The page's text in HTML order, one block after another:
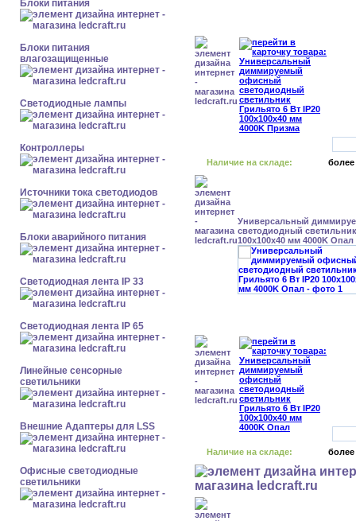
Блоки питания
Блоки питания
влагозащищенные
Светодиодные лампы
Контроллеры
Источники тока светодиодов
Блоки аварийного питания
Светодиодная лента IP 33
Светодиодная лента IP 65
Линейные сенсорные
светильники
Внешние Адаптеры для LSS
Офисные светодиодные
светильники
Наличие на складе: более
Универсальный
светодиодный
100x100x40 мм 4000K Опал
Наличие на складе: более